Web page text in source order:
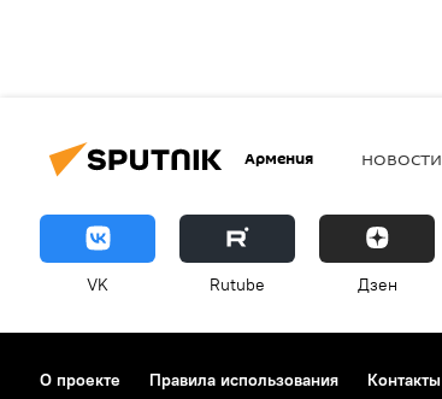
Армения НОВОСТИ
VK Rutube Дзен
О проекте Правила использования Контакты